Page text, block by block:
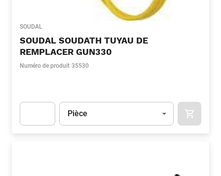
SOUDAL
SOUDAL SOUDATH TUYAU DE
REMPLACER GUN330
Numéro de produit 35530
Unité
Pièce